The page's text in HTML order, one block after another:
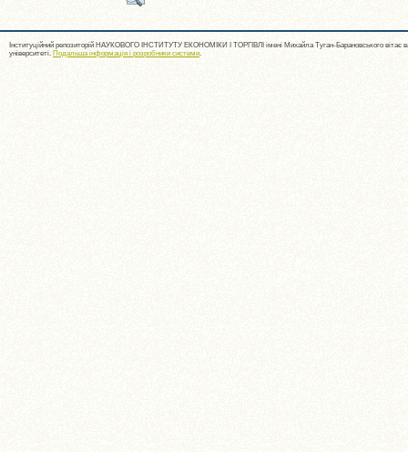
Інституційний репозиторій НАУКОВОГО ІНСТИТУТУ ЕКОНОМІКИ І ТОРГІВЛІ імені Михайла Туган-Барановського вітає
університеті. Подальша інформація і розробники системи